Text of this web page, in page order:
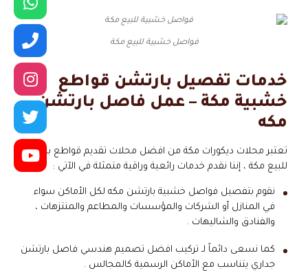
فواصل خشبية للبيع مكة
خدمات تفصيل بارتشن قواطع
خشبية مكة – عمل فاصل بارتشن
مكه
تعتبر محلات ديكورات مكة من افضل محلات تقديم قواطع بارتشن
للبيع مكة ، إننا نقدم خدمات رائعية وراقية متمثلة في الآتي :
نقوم بتفصيل فواصل خشبية بارتشن مكه لكل الأماكن سواء
في المنازل أو الشركات والمؤسسات والمطاعم والمنتزهات ،
والفنادق والشاليهات .
كما نسعى دائماً لـ تركيب افضل تصميم هندسي فاصل بارتشن
جداري يتناسب مع الأماكن الرسمية كالمجالس .